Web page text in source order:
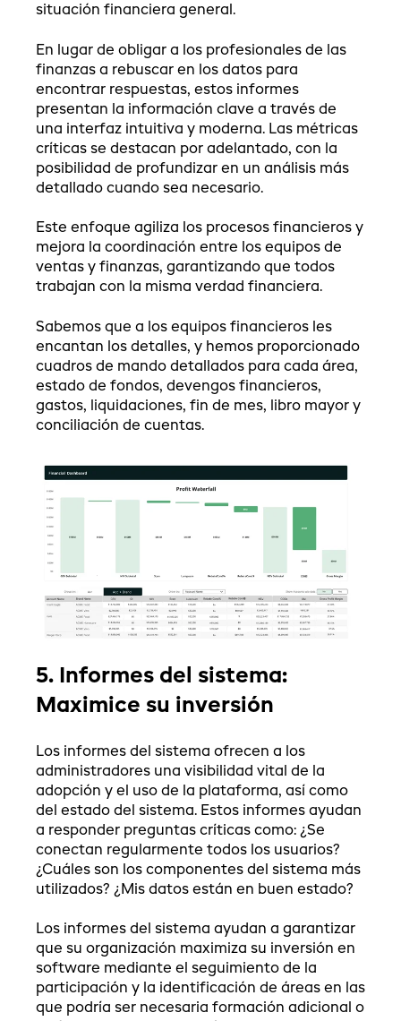
situación financiera general.
En lugar de obligar a los profesionales de las
finanzas a rebuscar en los datos para
encontrar respuestas, estos informes
presentan la información clave a través de
una interfaz intuitiva y moderna. Las métricas
críticas se destacan por adelantado, con la
posibilidad de profundizar en un análisis más
detallado cuando sea necesario.
Este enfoque agiliza los procesos financieros y
mejora la coordinación entre los equipos de
ventas y finanzas, garantizando que todos
trabajan con la misma verdad financiera.
Sabemos que a los equipos financieros les
encantan los detalles, y hemos proporcionado
cuadros de mando detallados para cada área,
estado de fondos, devengos financieros,
gastos, liquidaciones, fin de mes, libro mayor y
conciliación de cuentas.
5. Informes del sistema:
Maximice su inversión
Los informes del sistema ofrecen a los
administradores una visibilidad vital de la
adopción y el uso de la plataforma, así como
del estado del sistema. Estos informes ayudan
a responder preguntas críticas como: ¿Se
conectan regularmente todos los usuarios?
¿Cuáles son los componentes del sistema más
utilizados? ¿Mis datos están en buen estado?
Los informes del sistema ayudan a garantizar
que su organización maximiza su inversión en
software mediante el seguimiento de la
participación y la identificación de áreas en las
que podría ser necesaria formación adicional o